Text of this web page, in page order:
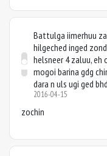
Battulga iimerhuu
hilgeched inged
helsneer 4 zaluu, eh
mogoi barina gdg
dara n uls ugi ged bhd
2016-04-15
zochin